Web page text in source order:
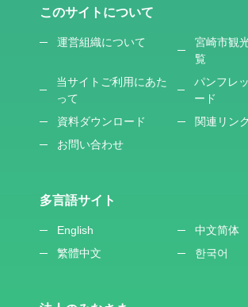
このサイトについて
運営組織について
宮崎市観
覧
当サイトご利用にあた
って
パンフレ
ード
資料ダウンロード
関連リンク
お問い合わせ
多言語サイト
English
中文简体
繁體中文
한국어